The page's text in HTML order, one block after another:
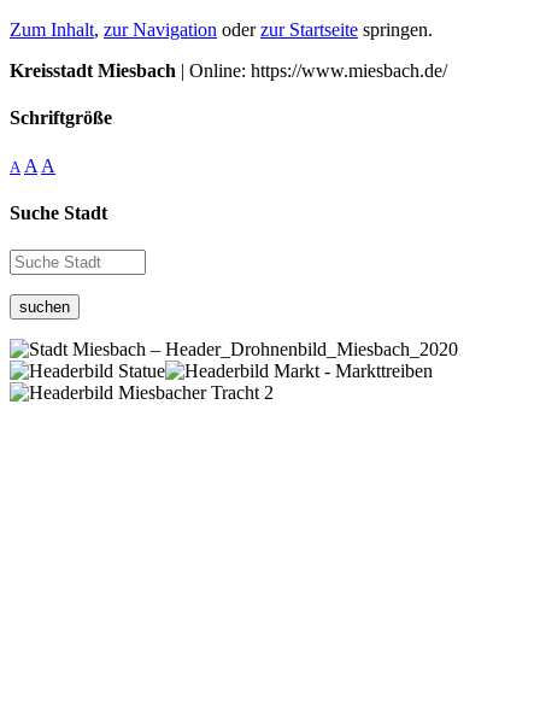
Zum Inhalt, zur Navigation oderzur Startseite springen.
Kreisstadt Miesbach | Online: https://www.miesbach.de/
Schriftgröße
A A A
Suche Stadt
suchen